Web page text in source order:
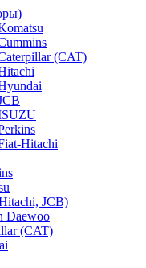
(CAT)
Hitachi
JCB)
Daewoo
(CAT)